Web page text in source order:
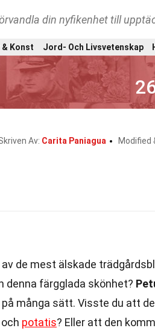
din nyfikenhet till
Konst Jord- Och Livsvetenskap
Av: Carita Paniagua Modified
av de mest älskade
denna färgglada skönhet?
många sätt. Visste du att
potatis? Eller att den